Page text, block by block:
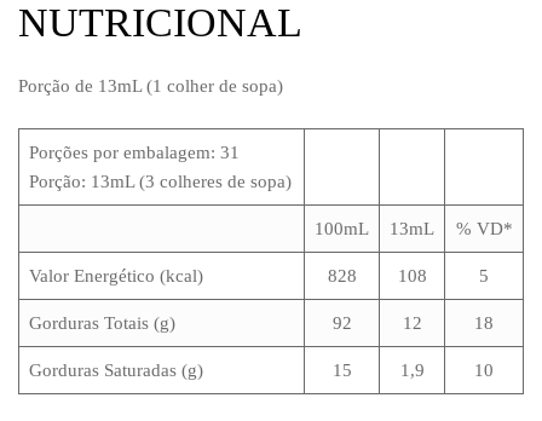
NUTRICIONAL
Porção de 13mL (1 colher de sopa)
Porções por embalagem: 31
Porção: 13mL (3 colheres de sopa)
100mL 13mL % VD*
Valor Energético (kcal) 828 108 5
Gorduras Totais (g) 92 12 18
Gorduras Saturadas (g) 15 1,9 10